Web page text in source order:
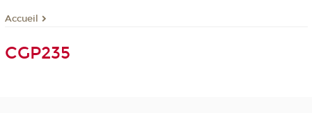
Accueil
CGP235